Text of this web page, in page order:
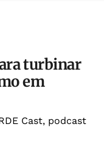
turbinar
em
Cast, podcast